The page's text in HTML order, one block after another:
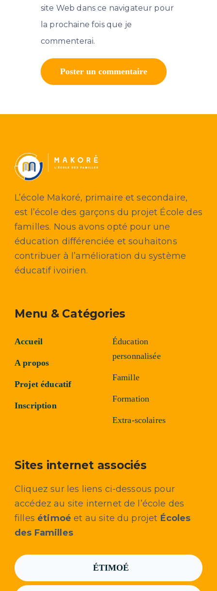
site Web dans ce navigateur pour
la prochaine fois que je
commenterai.
L’école Makoré, primaire et secondaire,
est l’école des garçons du projet École des
familles. Nous avons opté pour une
éducation différenciée et souhaitons
contribuer à l’amélioration du système
éducatif ivoirien.
Menu & Catégories
Accueil
A propos
Projet éducatif
Inscription
Éducation
personnalisée
Famille
Formation
Extra-scolaires
Sites internet associés
Cliquez sur les liens ci-dessous pour
accédez au site internet de l’école des
filles étimoé et au site du projet Écoles
des Familles
ÉTIMOÉ